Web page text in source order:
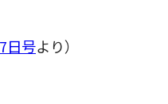
日号より）